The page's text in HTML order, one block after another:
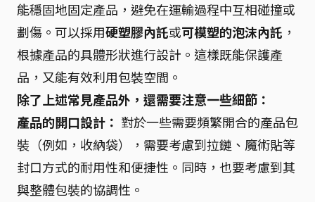
能穩固地固定產品，避免在運輸過程中互相碰撞或
劃傷。可以採用硬塑膠內託或可模塑的泡沫內託 ，
根據產品的具體形狀進行設計。這樣既能保護產
品，又能有效利用包裝空間。
除了上述常見產品外，還需要注意一些細節：
產品的開口設計： 對於一些需要頻繁開合的產品包
裝（例如，收納袋），需要考慮到拉鏈、魔術貼等
封口方式的耐用性和便捷性。同時，也要考慮到其
與整體包裝的協調性。